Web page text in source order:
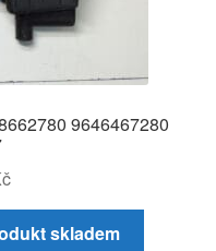
9646467280
skladem